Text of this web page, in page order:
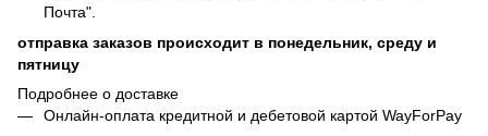
Почта".
отправка заказов происходит в понедельник, среду и
пятницу
Подробнее о доставке
Онлайн-оплата кредитной и дебетовой картой WayForPay